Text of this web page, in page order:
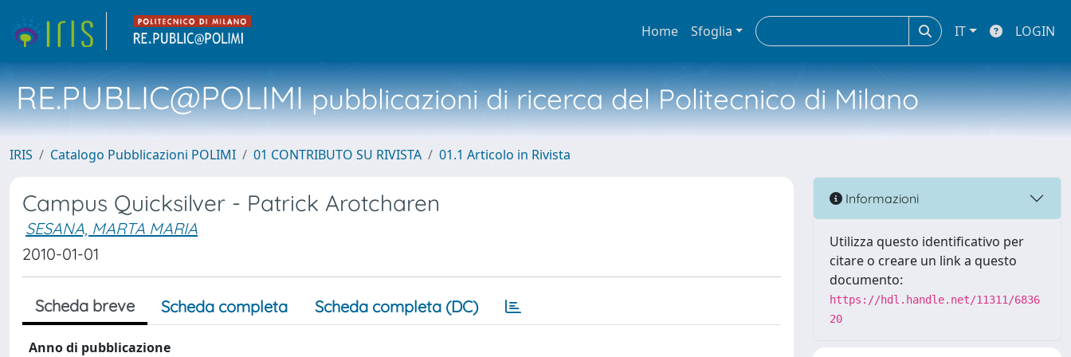
Home Sfoglia IT LOGIN
RE.PUBLIC@POLIMIpubblicazioni di ricerca del Politecnico di Milano
IRIS Catalogo Pubblicazioni POLIMI 01 CONTRIBUTO SU RIVISTA 01.1 Articolo in Rivista
Campus Quicksilver - Patrick Arotcharen
SESANA, MARTA MARIA
2010-01-01
Scheda breve Scheda completa Scheda completa (DC)
Anno di pubblicazione
Informazioni
Utilizza questo identificativo per
citare o creare un link a questo
documento:
https://hdl.handle.net/11311/6836
20